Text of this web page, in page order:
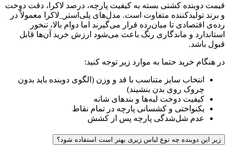
قیمت دوبنده کشتی بسته به کیفیت پارچه، درصد لاکرا، دقت دوخت
و برند تولیدکننده متفاوت است. مدل‌های پلی‌استر_لاکرا معمولاً در
رده‌ی اقتصادی تا میان‌رده قرار می‌گیرند اما دوام بالا، تنخور
استاندارد و ماندگاری رنگ باعث می‌شود ارزش خرید آن‌ها قابل
قبول باشد.
در هنگام خرید حتما به موارد زیر توجه کنید:
انتخاب سایز متناسب با قد و وزن (الگوی دوبنده باید بدون
چروک روی بدن بنشیند)
کیفیت دوخت لبه‌ها و بندهای شانه
یکنواختی و کشسانی پارچه در تمام نقاط
عدم شل‌شدگی پارچه پس از کشش
زیر این دوبنده چه نوع لباس زیری بهتر است استفاده شود؟